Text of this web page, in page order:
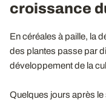
croissance
En céréales à paille, la
des plantes passe par
développement de la
Quelques jours après